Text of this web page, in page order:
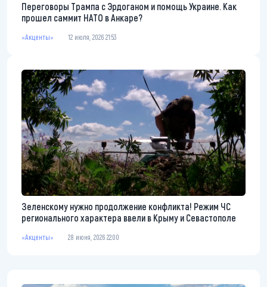
Переговоры Трампа с Эрдоганом и помощь Украине. Как
прошел саммит НАТО в Анкаре?
«Акценты» 12 июля, 2026 21:53
Зеленскому нужно продолжение конфликта! Режим ЧС
регионального характера ввели в Крыму и Севастополе
«Акценты» 28 июня, 2026 22:00